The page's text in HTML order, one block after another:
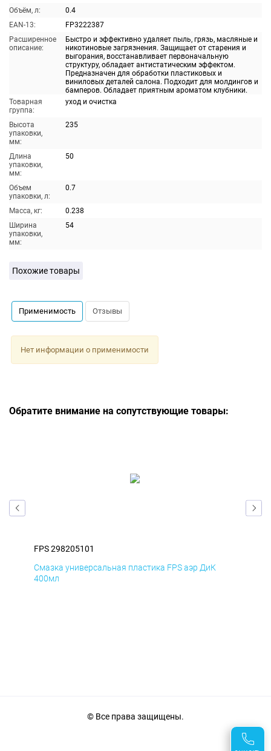
Объём, л:
0.4
EAN-13:
FP3222387
Расширенное
описание:
Быстро и эффективно удаляет пыль, грязь, масляные и
никотиновые загрязнения. Защищает от старения и
выгорания, восстанавливает первоначальную
структуру, обладает антистатическим эффектом.
Предназначен для обработки пластиковых и
виниловых деталей салона. Подходит для молдингов и
бамперов. Обладает приятным ароматом клубники.
Товарная
группа:
уход и очистка
Высота
упаковки,
мм:
235
Длина
упаковки,
мм:
50
Объем
упаковки, л:
0.7
Масса, кг:
0.238
Ширина
упаковки,
мм:
54
Похожие товары
Применимость Отзывы
Нет информации о применимости
Обратите внимание на сопутствующие товары:
FPS 298205101
Смазка универсальная пластика FPS аэр ДиК
400мл
© Все права защищены.